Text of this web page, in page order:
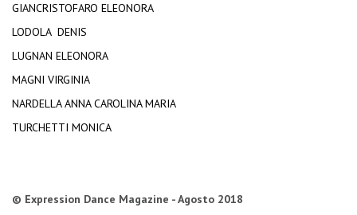
GIANCRISTOFARO ELEONORA
LODOLA DENIS
LUGNAN ELEONORA
MAGNI VIRGINIA
NARDELLA ANNA CAROLINA MARIA
TURCHETTI MONICA
© Expression Dance Magazine - Agosto 2018